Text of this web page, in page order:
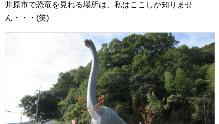
井原市で恐竜を見れる場所は、私はここしか知りませ
ん・・・(笑)